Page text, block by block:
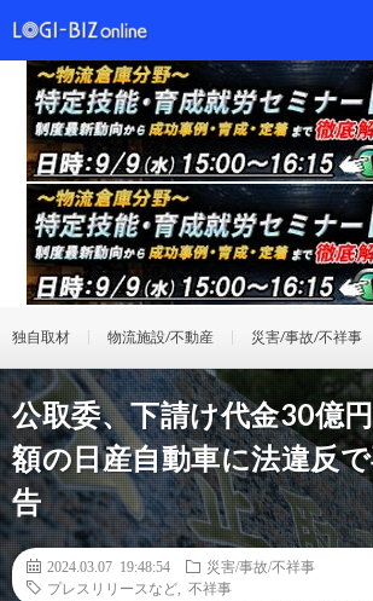
独自取材 物流施設/不動産 災害/事故/不祥事
公取委、下請け代金30億
額の日産自動車に法違反
告
2024.03.07 19:48:54
災害/事故/不祥事
プレスリリースなど
不祥事